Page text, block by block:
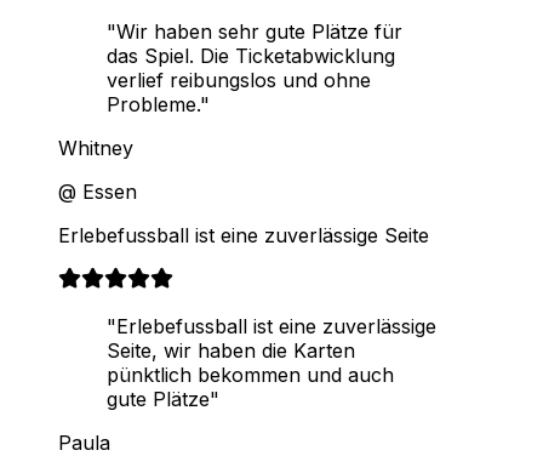
"Wir haben sehr gute Plätze für
das Spiel. Die Ticketabwicklung
verlief reibungslos und ohne
Probleme."
Whitney
@ Essen
Erlebefussball ist eine zuverlässige Seite
"Erlebefussball ist eine zuverlässige
Seite, wir haben die Karten
pünktlich bekommen und auch
gute Plätze"
Paula